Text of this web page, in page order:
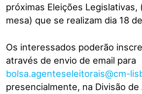
próximas Eleições Legislativas,
mesa) que se realizam dia 18
Os interessados poderão
através de envio de email para
bolsa.agenteseleitorais@cm-
presencialmente, na Divisão de